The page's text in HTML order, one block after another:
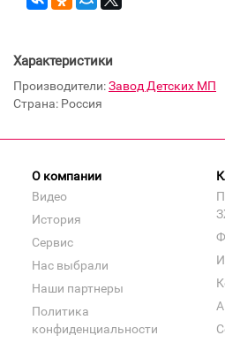
Характеристики
Производители:Завод Детских МП
Страна: Россия
О компании
Видео
История
Сервис
Нас выбрали
Наши партнеры
Политика
конфиденциальности